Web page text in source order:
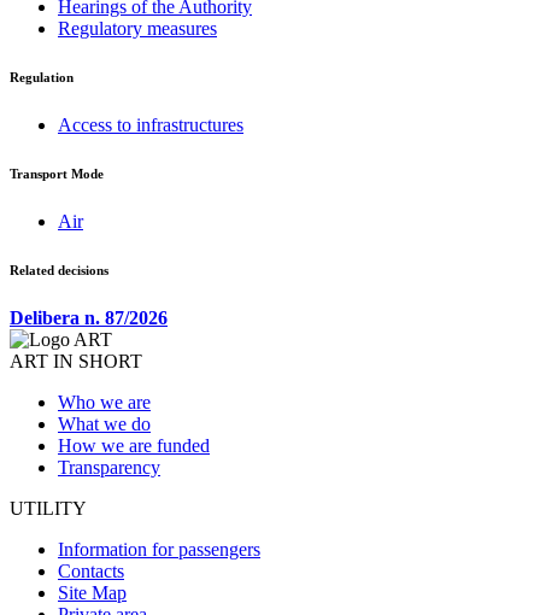
Hearings of the Authority
Regulatory measures
Regulation
Access to infrastructures
Transport Mode
Air
Related decisions
Delibera n. 87/2026
ART IN SHORT
Who we are
What we do
How we are funded
Transparency
UTILITY
Information for passengers
Contacts
Site Map